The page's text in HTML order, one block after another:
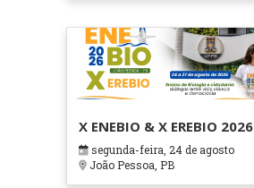
X ENEBIO & X EREBIO 2026
segunda-feira, 24 de agosto
João Pessoa, PB